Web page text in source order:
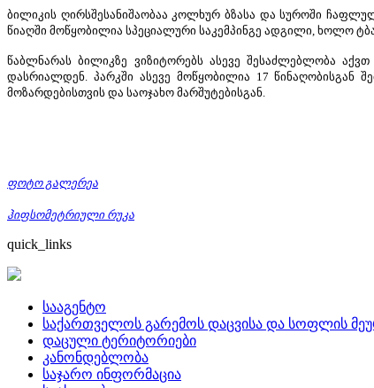
ბილიკის ღირსშესანიშაობაა კოლხურ ბზასა და სუროში
წიაღში მოწყობილია სპეციალური საკემპინგე ადგილი, ხოლო
წაბლნარას ბილიკზე ვიზიტორებს ასევე შესაძლებლობა
დასრიალდენ. პარკში ასევე მოწყობილია 17 წინაღობისგან
მოზარდებისთვის და საოჯახო მარშუტებისგან.
ფოტო გალერეა
ჰიფსომეტრიული რუკა
quick_links
სააგენტო
საქართველოს გარემოს დაცვისა და სოფლის
დაცული ტერიტორიები
კანონდებლობა
საჯარო ინფორმაცია